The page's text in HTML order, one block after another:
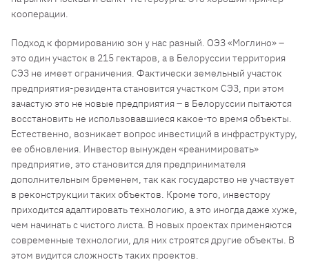
кооперации.
Подход к формированию зон у нас разный. ОЭЗ «Моглино» –
это один участок в 215 гектаров, а в Белоруссии территория
СЭЗ не имеет ограничения. Фактически земельный участок
предприятия-резидента становится участком СЭЗ, при этом
зачастую это не новые предприятия – в Белоруссии пытаются
восстановить не использовавшиеся какое-то время объекты.
Естественно, возникает вопрос инвестиций в инфраструктуру,
ее обновления. Инвестор вынужден «реанимировать»
предприятие, это становится для предпринимателя
дополнительным бременем, так как государство не участвует
в реконструкции таких объектов. Кроме того, инвестору
приходится адаптировать технологию, а это иногда даже хуже,
чем начинать с чистого листа. В новых проектах применяются
современные технологии, для них строятся другие объекты. В
этом видится сложность таких проектов.